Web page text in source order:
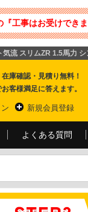
工事はお受けで
流 スリムZR 1.5馬力
庫確認・見積り無料！
客様満足に答えます。
新規会員登録
よくある質問